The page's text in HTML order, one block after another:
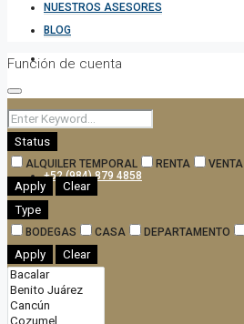
NUESTROS ASESORES
BLOG
+52 (984) 879 4858
NUESTROS ASESORES
BLOG
Función de cuenta
Status
ALQUILER TEMPORAL RENTA VENTA
Apply
Clear
Type
BODEGAS CASA DEPARTAMENTO
Apply Clear